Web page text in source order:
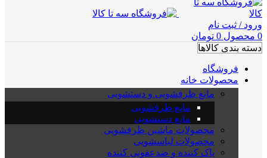
ورود / ثبت نام
0 محصول 0 تومان
دسته بندی کالاها
فروشگاه
محصولات خانه
مایع ظرفشویی و دستشویی
مایع ظرفشویی
مایع دستشویی
محصولات ماشین ظرفشویی
محصولات لباسشویی
پاک کننده و ضدعفونی کننده